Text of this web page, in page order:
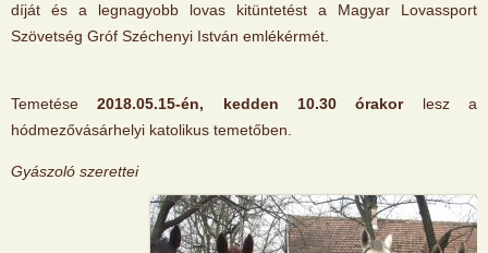
díját és a legnagyobb lovas kitüntetést a Magyar Lovassport
Szövetség Gróf Széchenyi István emlékérmét.
Temetése2018.05.15-én, kedden 10.30 órakorlesz a
hódmezővásárhelyi katolikus temetőben.
Gyászoló szerettei